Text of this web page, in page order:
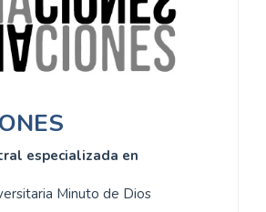
especializada en
Minuto de Dios